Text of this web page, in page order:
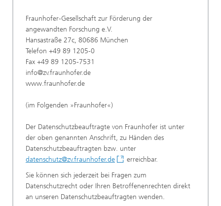
Fraunhofer-Gesellschaft zur Förderung der
angewandten Forschung e.V.
Hansastraße 27c, 80686 München
Telefon +49 89 1205-0
Fax +49 89 1205-7531
info@zv.fraunhofer.de
www.fraunhofer.de
(im Folgenden »Fraunhofer«)
Der Datenschutzbeauftragte von Fraunhofer ist unter
der oben genannten Anschrift, zu Händen des
Datenschutzbeauftragten bzw. unter
datenschutz@zv.fraunhofer.de
erreichbar.
Sie können sich jederzeit bei Fragen zum
Datenschutzrecht oder Ihren Betroffenenrechten direkt
an unseren Datenschutzbeauftragten wenden.